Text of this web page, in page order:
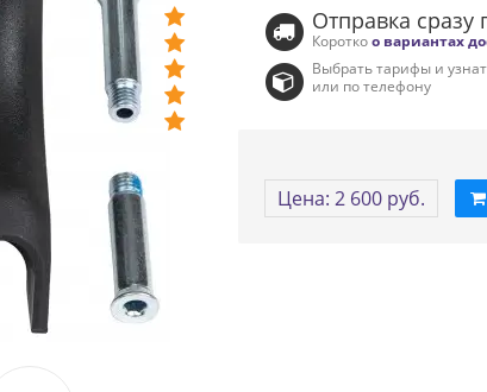
Отправка сразу
Короткоо вариантах
Выбрать тарифы и
или по телефону
Цена: 2 600 руб.